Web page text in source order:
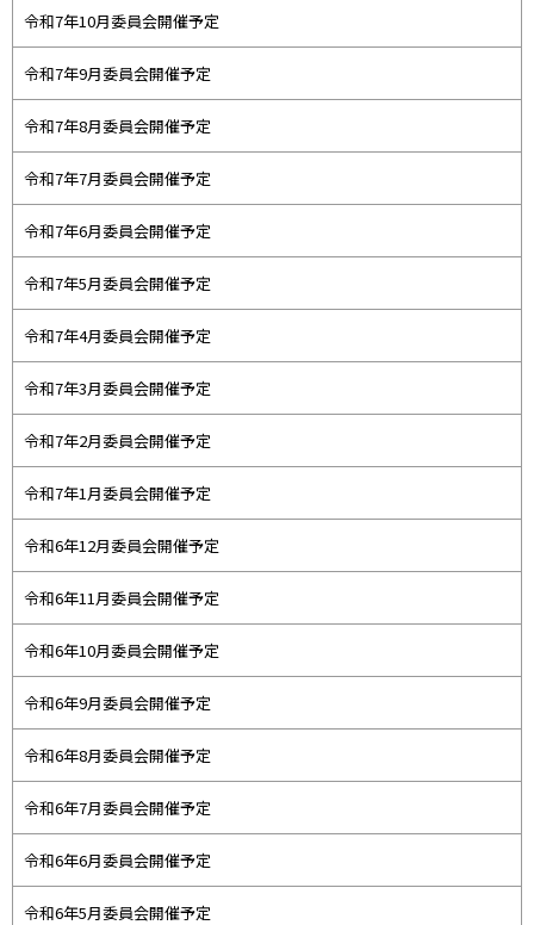
令和7年10月委員会開催予定
令和7年9月委員会開催予定
令和7年8月委員会開催予定
令和7年7月委員会開催予定
令和7年6月委員会開催予定
令和7年5月委員会開催予定
令和7年4月委員会開催予定
令和7年3月委員会開催予定
令和7年2月委員会開催予定
令和7年1月委員会開催予定
令和6年12月委員会開催予定
令和6年11月委員会開催予定
令和6年10月委員会開催予定
令和6年9月委員会開催予定
令和6年8月委員会開催予定
令和6年7月委員会開催予定
令和6年6月委員会開催予定
令和6年5月委員会開催予定